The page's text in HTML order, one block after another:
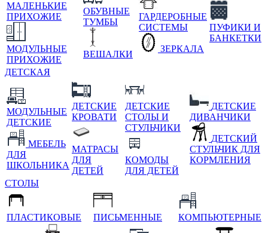
МАЛЕНЬКИЕ
ПРИХОЖИЕ
МОДУЛЬНЫЕ
ПРИХОЖИЕ
ОБУВНЫЕ
ТУМБЫ
ВЕШАЛКИ
ГАРДЕРОБНЫЕ
СИСТЕМЫ
ЗЕРКАЛА
ПУФИКИ И
БАНКЕТКИ
ДЕТСКАЯ
МОДУЛЬНЫЕ
ДЕТСКИЕ
МЕБЕЛЬ
ДЛЯ
ШКОЛЬНИКА
ДЕТСКИЕ
КРОВАТИ
МАТРАСЫ
ДЛЯ
ДЕТЕЙ
ДЕТСКИЕ
СТОЛЫ И
СТУЛЬЧИКИ
КОМОДЫ
ДЛЯ ДЕТЕЙ
ДЕТСКИЕ
ДИВАНЧИКИ
ДЕТСКИЙ
СТУЛЬЧИК ДЛЯ
КОРМЛЕНИЯ
СТОЛЫ
ПЛАСТИКОВЫЕ ПИСЬМЕННЫЕ КОМПЬЮТЕРНЫЕ